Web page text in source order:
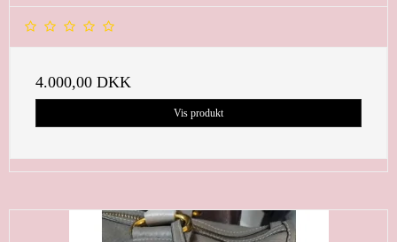
4.000,00 DKK
Vis produkt